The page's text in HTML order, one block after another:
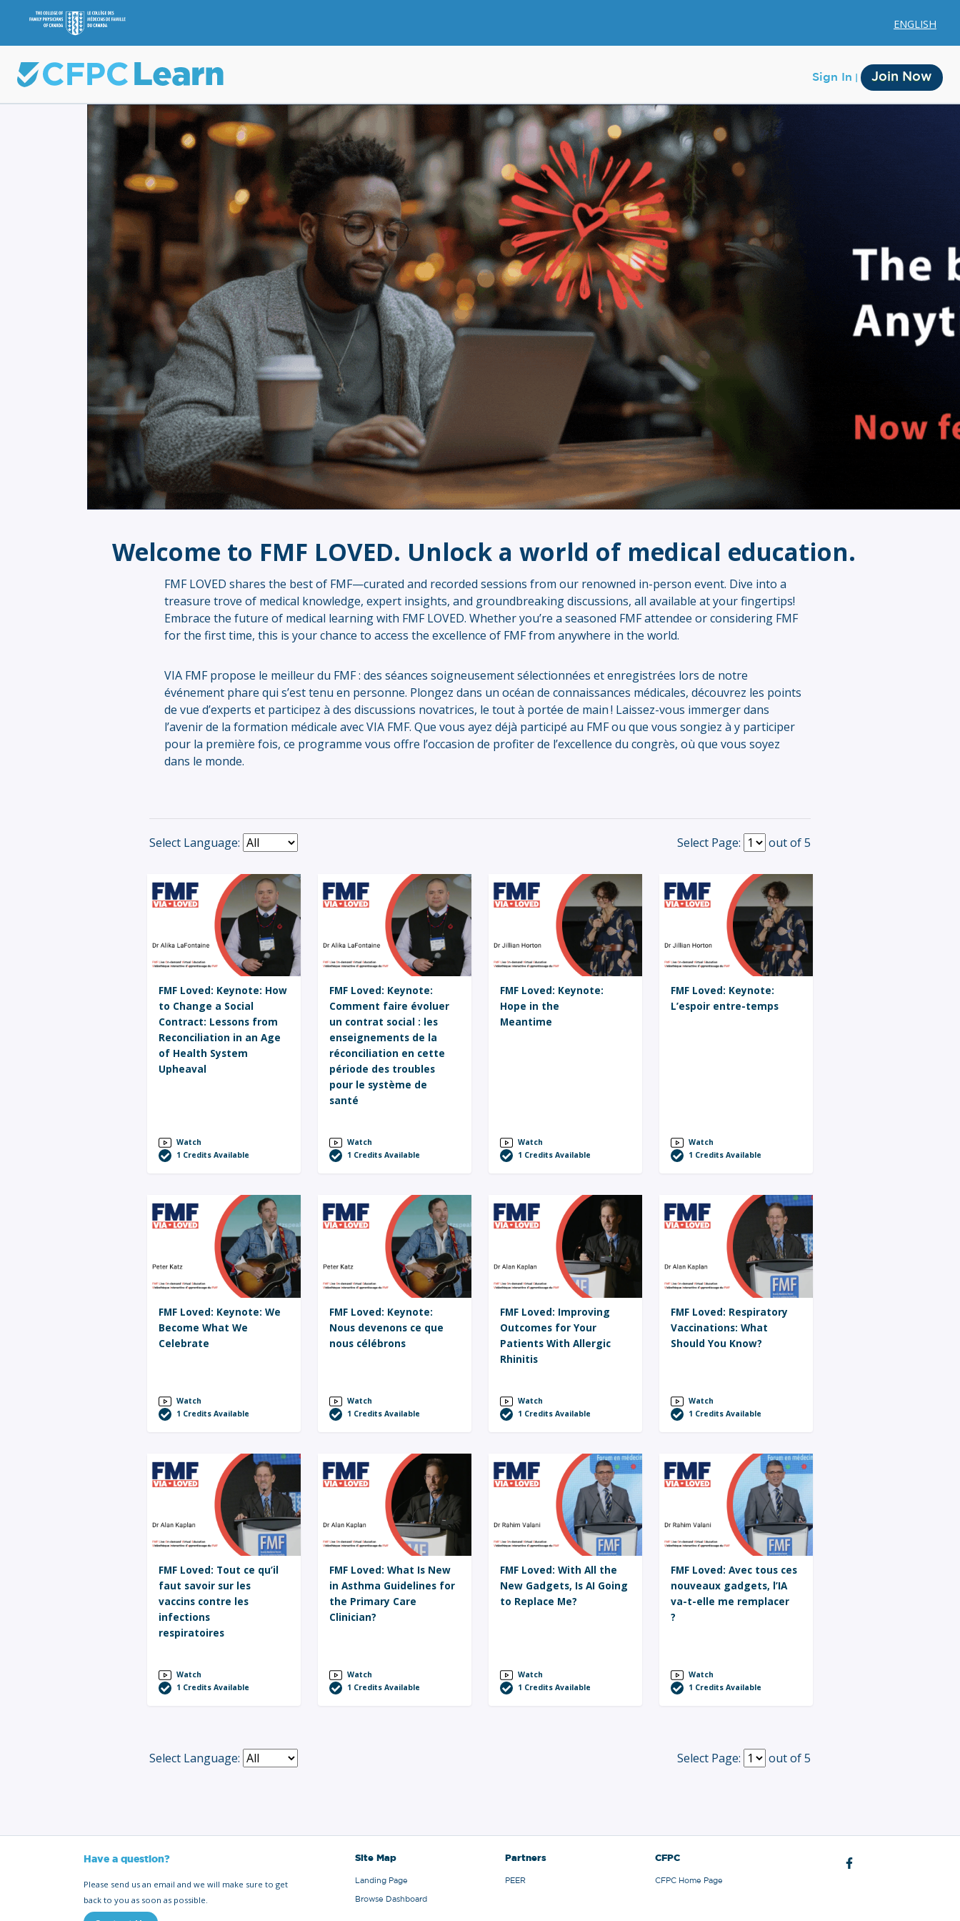
ENGLISH
Sign In Join Now
Account Membership
Credit History
Welcome to FMF LOVED. Unlock a world of medical education.
FMF LOVED shares the best of FMF—curated and recorded sessions from our renowned in-person event. Dive into a
treasure trove of medical knowledge, expert insights, and groundbreaking discussions, all available at your fingertips!
Embrace the future of medical learning with FMF LOVED. Whether you’re a seasoned FMF attendee or considering FMF
for the first time, this is your chance to access the excellence of FMF from anywhere in the world.
VIA FMF propose le meilleur du FMF : des séances soigneusement sélectionnées et enregistrées lors de notre
événement phare qui s’est tenu en personne. Plongez dans un océan de connaissances médicales, découvrez les points
de vue d’experts et participez à des discussions novatrices, le tout à portée de main ! Laissez-vous immerger dans
l’avenir de la formation médicale avec VIA FMF. Que vous ayez déjà participé au FMF ou que vous songiez à y participer
pour la première fois, ce programme vous offre l’occasion de profiter de l’excellence du congrès, où que vous soyez
dans le monde.
Select Language: Select Page: out of 5
FMF Loved: Keynote: How
to Change a Social
Contract: Lessons from
Reconciliation in an Age
of Health System
Upheaval
Watch
1 Credits Available
FMF Loved: Keynote:
Comment faire évoluer
un contrat social : les
enseignements de la
réconciliation en cette
période des troubles
pour le système de
santé
Watch
1 Credits Available
FMF Loved: Keynote:
Hope in the
Meantime
Watch
1 Credits Available
FMF Loved: Keynote:
L’espoir entre-temps
Watch
1 Credits Available
FMF Loved: Keynote: We
Become What We
Celebrate
Watch
1 Credits Available
FMF Loved: Keynote:
Nous devenons ce que
nous célébrons
Watch
1 Credits Available
FMF Loved: Improving
Outcomes for Your
Patients With Allergic
Rhinitis
Watch
1 Credits Available
FMF Loved: Respiratory
Vaccinations: What
Should You Know?
Watch
1 Credits Available
FMF Loved: Tout ce qu’il
faut savoir sur les
vaccins contre les
infections
respiratoires
Watch
1 Credits Available
FMF Loved: What Is New
in Asthma Guidelines for
the Primary Care
Clinician?
Watch
1 Credits Available
FMF Loved: With All the
New Gadgets, Is AI Going
to Replace Me?
Watch
1 Credits Available
FMF Loved: Avec tous ces
nouveaux gadgets, l’IA
va-t-elle me remplacer
?
Watch
1 Credits Available
Select Language: Select Page: out of 5
Have a question?
Please send us an email and we will make sure to get
back to you as soon as possible.
Site Map
Landing Page
Browse Dashboard
Partners
PEER
CFPC
CFPC Home Page